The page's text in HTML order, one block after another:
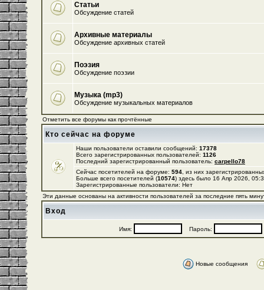
Статьи
Обсуждение статей
Архивные материалы
Обсуждение архивных статей
Поэзия
Обсуждение поэзии
Музыка (mp3)
Обсуждение музыкальных материалов
Отметить все форумы как прочтённые
Кто сейчас на форуме
Наши пользователи оставили сообщений: 17378
Всего зарегистрированных пользователей: 1126
Последний зарегистрированный пользователь: carpello78
Сейчас посетителей на форуме: 594 , из них
Больше всего посетителей (10574) здесь было 16 Апр 2026,
Зарегистрированные пользователи: Нет
Эти данные основаны на активности пользователей за последние пять
Вход
Имя: Пароль:
Новые сообщения